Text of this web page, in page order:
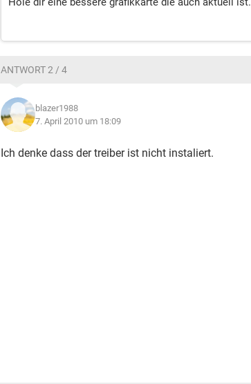
ANTWORT 2 / 4
blazer1988
7. April 2010 um 18:09
Ich denke dass der treiber ist nicht instaliert.